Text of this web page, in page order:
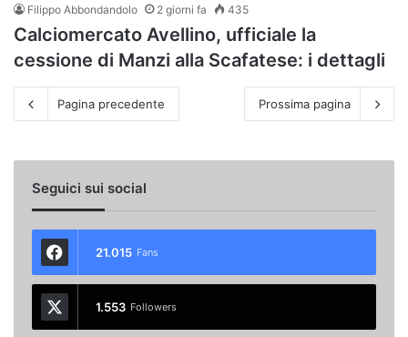
Filippo Abbondandolo 2 giorni fa 435
Calciomercato Avellino, ufficiale la
cessione di Manzi alla Scafatese: i dettagli
Pagina precedente Prossima pagina
Seguici sui social
21.015 Fans
1.553 Followers